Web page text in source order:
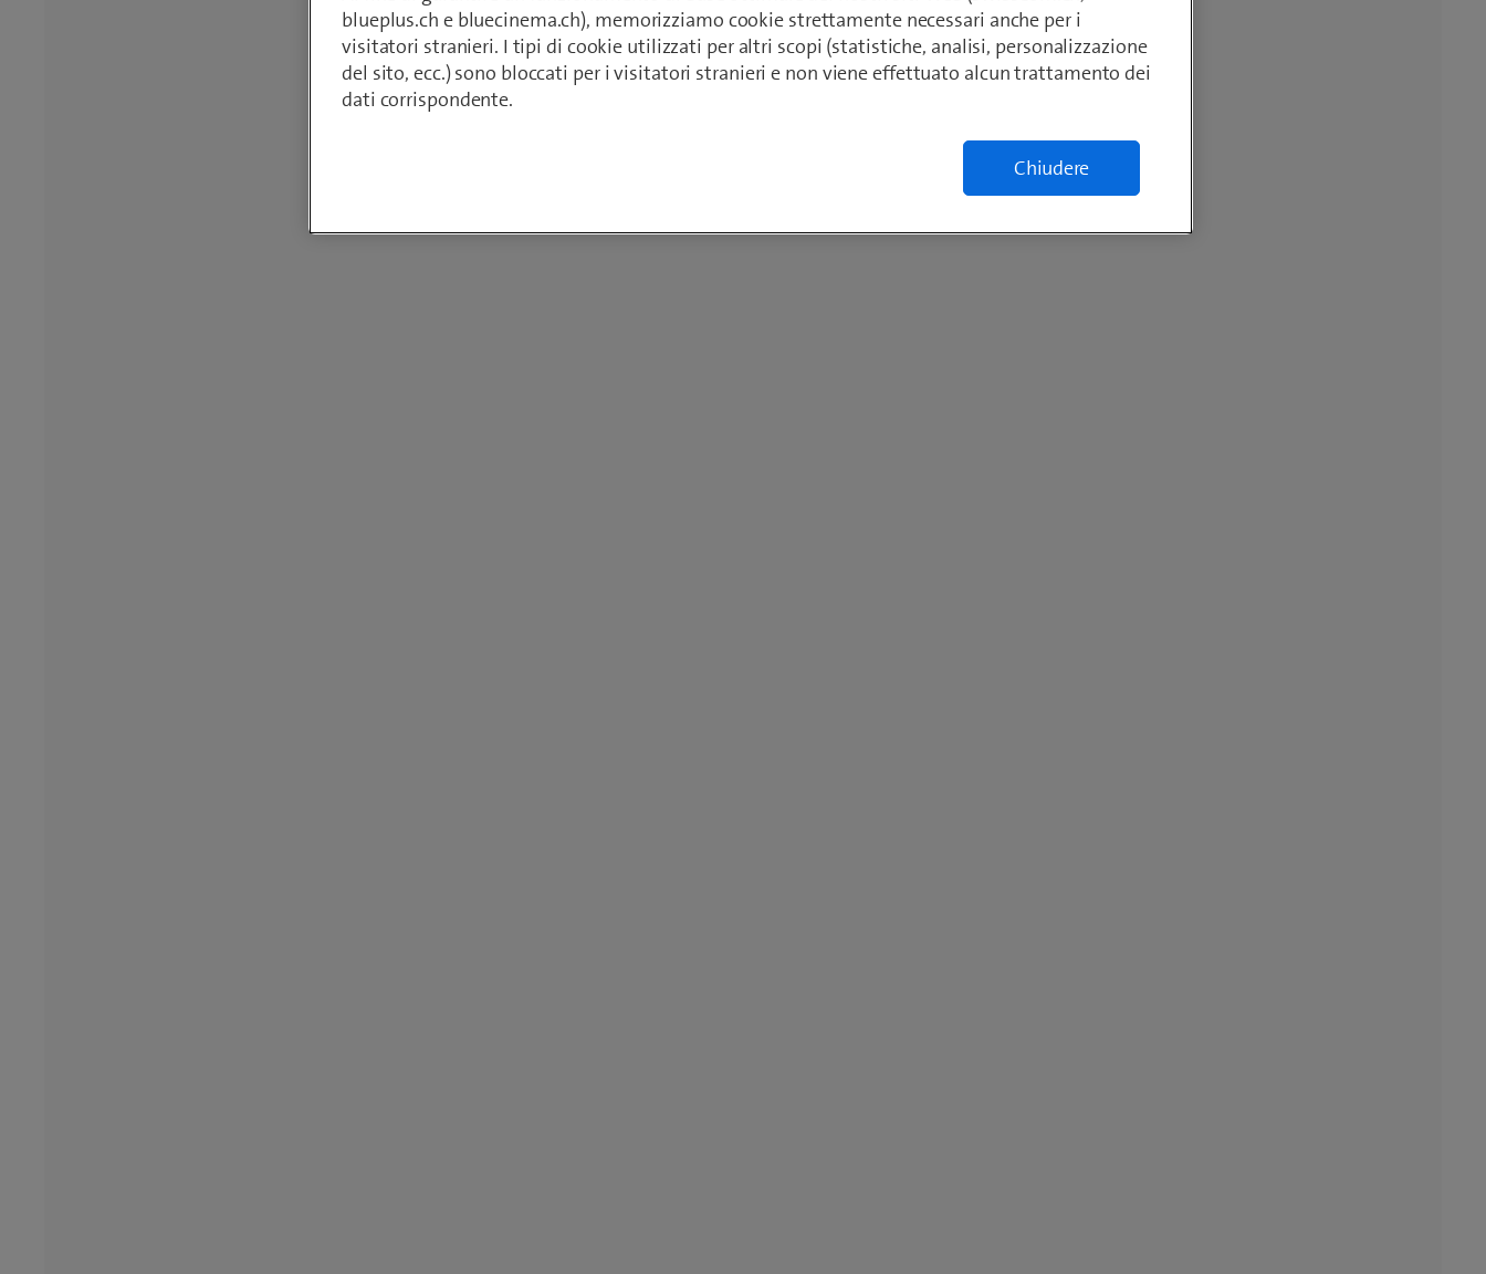
blueplus.ch e bluecinema.ch), memorizziamo cookie strettamente necessari anche per i
visitatori stranieri. I tipi di cookie utilizzati per altri scopi (statistiche, analisi, personalizzazione
del sito, ecc.) sono bloccati per i visitatori stranieri e non viene effettuato alcun trattamento dei
dati corrispondente.
Chiudere